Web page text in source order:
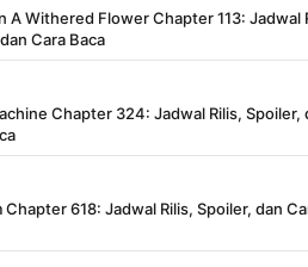
A Withered Flower Chapter 113: Jadwal
Cara Baca
Chapter 324: Jadwal Rilis, Spoiler,
Chapter 618: Jadwal Rilis, Spoiler, dan